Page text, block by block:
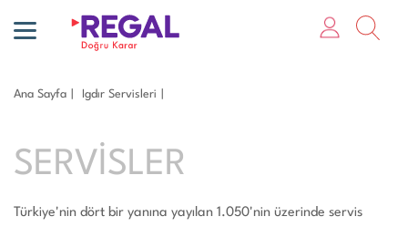
Ana Sayfa Igdır Servisleri
SERVİSLER
Türkiye'nin dört bir yanına yayılan 1.050'nin üzerinde servis